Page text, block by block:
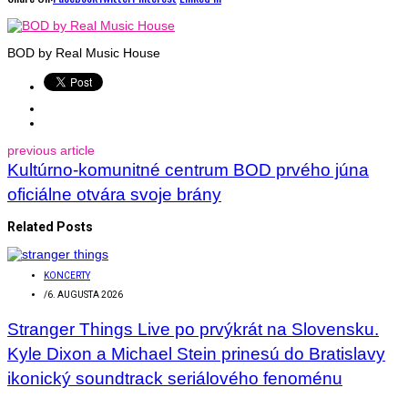
BOD by Real Music House
previous article
Kultúrno-komunitné centrum BOD prvého júna
oficiálne otvára svoje brány
Related Posts
KONCERTY
/6. AUGUSTA 2026
Stranger Things Live po prvýkrát na Slovensku.
Kyle Dixon a Michael Stein prinesú do Bratislavy
ikonický soundtrack seriálového fenoménu